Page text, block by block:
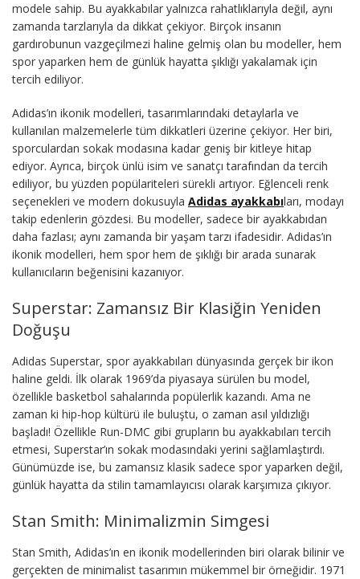
modele sahip. Bu ayakkabılar yalnızca rahatlıklarıyla değil, aynı
zamanda tarzlarıyla da dikkat çekiyor. Birçok insanın
gardırobunun vazgeçilmezi haline gelmiş olan bu modeller, hem
spor yaparken hem de günlük hayatta şıklığı yakalamak için
tercih ediliyor.
Adidas’ın ikonik modelleri, tasarımlarındaki detaylarla ve
kullanılan malzemelerle tüm dikkatleri üzerine çekiyor. Her biri,
sporculardan sokak modasına kadar geniş bir kitleye hitap
ediyor. Ayrıca, birçok ünlü isim ve sanatçı tarafından da tercih
ediliyor, bu yüzden popülariteleri sürekli artıyor. Eğlenceli renk
seçenekleri ve modern dokusuyla Adidas ayakkabıları, modayı
takip edenlerin gözdesi. Bu modeller, sadece bir ayakkabıdan
daha fazlası; aynı zamanda bir yaşam tarzı ifadesidir. Adidas’ın
ikonik modelleri, hem spor hem de şıklığı bir arada sunarak
kullanıcıların beğenisini kazanıyor.
Superstar: Zamansız Bir Klasiğin Yeniden
Doğuşu
Adidas Superstar, spor ayakkabıları dünyasında gerçek bir ikon
haline geldi. İlk olarak 1969’da piyasaya sürülen bu model,
özellikle basketbol sahalarında popülerlik kazandı. Ama ne
zaman ki hip-hop kültürü ile buluştu, o zaman asıl yıldızlığı
başladı! Özellikle Run-DMC gibi grupların bu ayakkabıları tercih
etmesi, Superstar’ın sokak modasındaki yerini sağlamlaştırdı.
Günümüzde ise, bu zamansız klasik sadece spor yaparken değil,
günlük hayatta da stilin tamamlayıcısı olarak karşımıza çıkıyor.
Stan Smith: Minimalizmin Simgesi
Stan Smith, Adidas’ın en ikonik modellerinden biri olarak bilinir ve
gerçekten de minimalist tasarımın mükemmel bir örneğidir. 1971